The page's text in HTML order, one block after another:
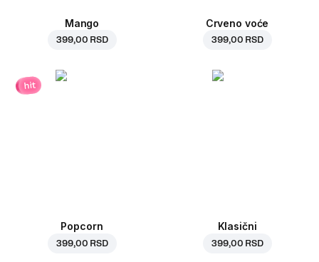
Mango
399,00 RSD
Crveno voće
399,00 RSD
hit
Popcorn
399,00 RSD
Klasični
399,00 RSD